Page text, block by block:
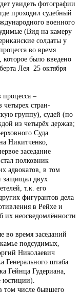
увидеть фотографии
проходил судебный
военного
(Вид на камеру
солдаты у
во время
было введено
Лея 25 октября
процесса –
четырех стран-
группу), судей (по
из четырёх держав;
Суда
Никитченко,
заседание
полковник
адвокатов, в том
защищал двух
т.к. его
фигурантов дела
в Рейхе и
их неосведомлённости
во время заседаний
подсудимых,
Николаевич
Генерального штаба
Гейнца Гудериана,
юстиции).
том числе бывшего